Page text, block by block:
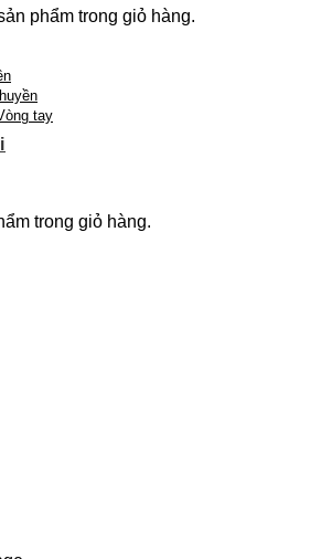
phẩm trong giỏ hàng.
cửa hàng
trong giỏ hàng.
tay